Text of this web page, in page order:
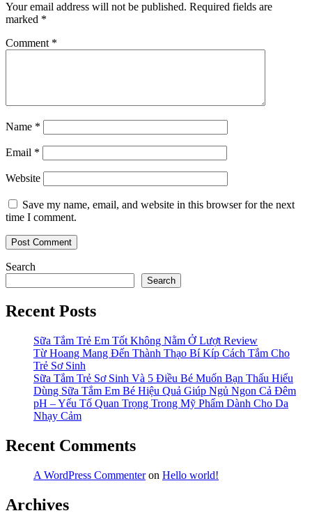
Your email address will not be published. Required fields are
marked *
Comment *
Name *
Email *
Website
Save my name, email, and website in this browser for the next
time I comment.
Search
Search
Recent Posts
Sữa Tắm Trẻ Em Tốt Không Nằm Ở Lượt Review
Từ Hoang Mang Đến Thành Thạo Bí Kíp Cách Tắm Cho
Trẻ Sơ Sinh
Sữa Tắm Trẻ Sơ Sinh Và 5 Điều Bé Muốn Bạn Thấu Hiểu
Dùng Sữa Tắm Em Bé Hiệu Quả Giúp Ngủ Ngon Cả Đêm
pH – Yếu Tố Quan Trọng Trong Mỹ Phẩm Dành Cho Da
Nhạy Cảm
Recent Comments
A WordPress Commenteron Hello world!
Archives